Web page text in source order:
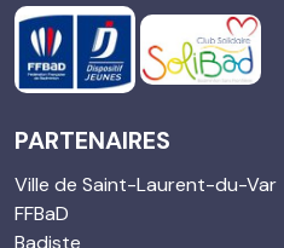
PARTENAIRES
Ville de Saint-Laurent-du-Var
FFBaD
Badiste